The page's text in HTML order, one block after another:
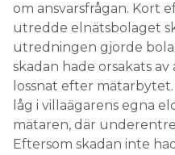
om ansvarsfrågan. Kort
utredde elnätsbolaget
utredningen gjorde
skadan hade orsakats
lossnat efter
låg i villaägarens egna
mätaren, där
Eftersom skadan inte